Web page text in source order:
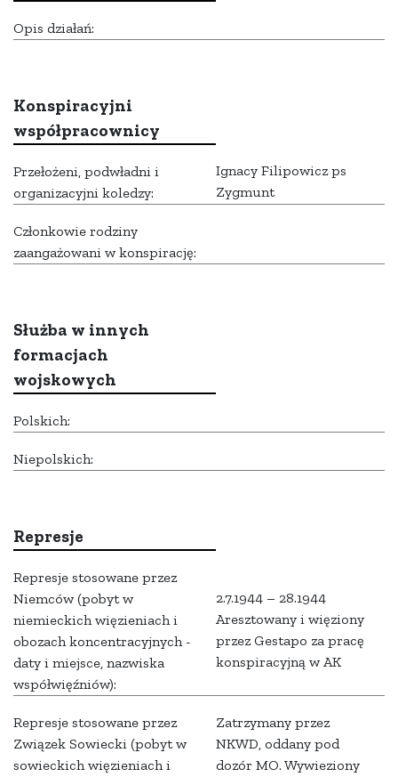
Opis działań:
Konspiracyjni
współpracownicy
Przełożeni, podwładni i
organizacyjni koledzy:
Ignacy Filipowicz ps
Zygmunt
Członkowie rodziny
zaangażowani w konspirację:
Służba w innych
formacjach
wojskowych
Polskich:
Niepolskich:
Represje
Represje stosowane przez
Niemców (pobyt w
niemieckich więzieniach i
obozach koncentracyjnych -
daty i miejsce, nazwiska
współwięźniów):
2.7.1944 – 28.1944
Aresztowany i więziony
przez Gestapo za pracę
konspiracyjną w AK
Represje stosowane przez
Związek Sowiecki (pobyt w
sowieckich więzieniach i
Zatrzymany przez
NKWD, oddany pod
dozór MO. Wywieziony